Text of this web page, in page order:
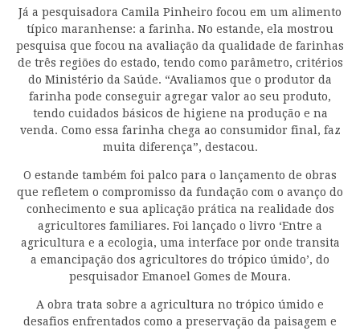
Já a pesquisadora Camila Pinheiro focou em um alimento
típico maranhense: a farinha. No estande, ela mostrou
pesquisa que focou na avaliação da qualidade de farinhas
de três regiões do estado, tendo como parâmetro, critérios
do Ministério da Saúde. “Avaliamos que o produtor da
farinha pode conseguir agregar valor ao seu produto,
tendo cuidados básicos de higiene na produção e na
venda. Como essa farinha chega ao consumidor final, faz
muita diferença”, destacou.
O estande também foi palco para o lançamento de obras
que refletem o compromisso da fundação com o avanço do
conhecimento e sua aplicação prática na realidade dos
agricultores familiares. Foi lançado o livro ‘Entre a
agricultura e a ecologia, uma interface por onde transita
a emancipação dos agricultores do trópico úmido’, do
pesquisador Emanoel Gomes de Moura.
A obra trata sobre a agricultura no trópico úmido e
desafios enfrentados como a preservação da paisagem e